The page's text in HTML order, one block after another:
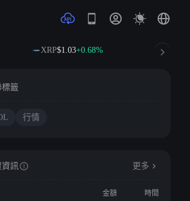
XRP$1.03+0.68% SOL
標籤
行情
資訊 更多
金額
時間